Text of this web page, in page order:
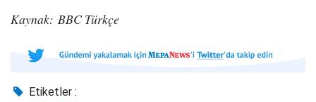
Kaynak: BBC Türkçe
Etiketler :